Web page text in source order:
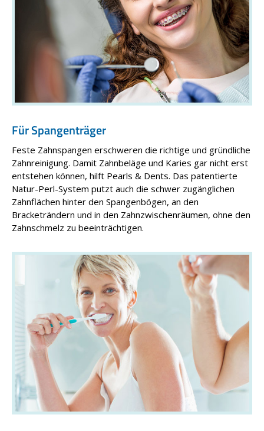
Für Spangenträger
Feste Zahnspangen erschweren die richtige und gründliche
Zahnreinigung. Damit Zahnbeläge und Karies gar nicht erst
entstehen können, hilft Pearls & Dents. Das patentierte
Natur-Perl-System putzt auch die schwer zugänglichen
Zahn­flächen hinter den Spangenbögen, an den
Bracketrändern und in den Zahn­zwischenräumen, ohne den
Zahn­schmelz zu beeinträchtigen.